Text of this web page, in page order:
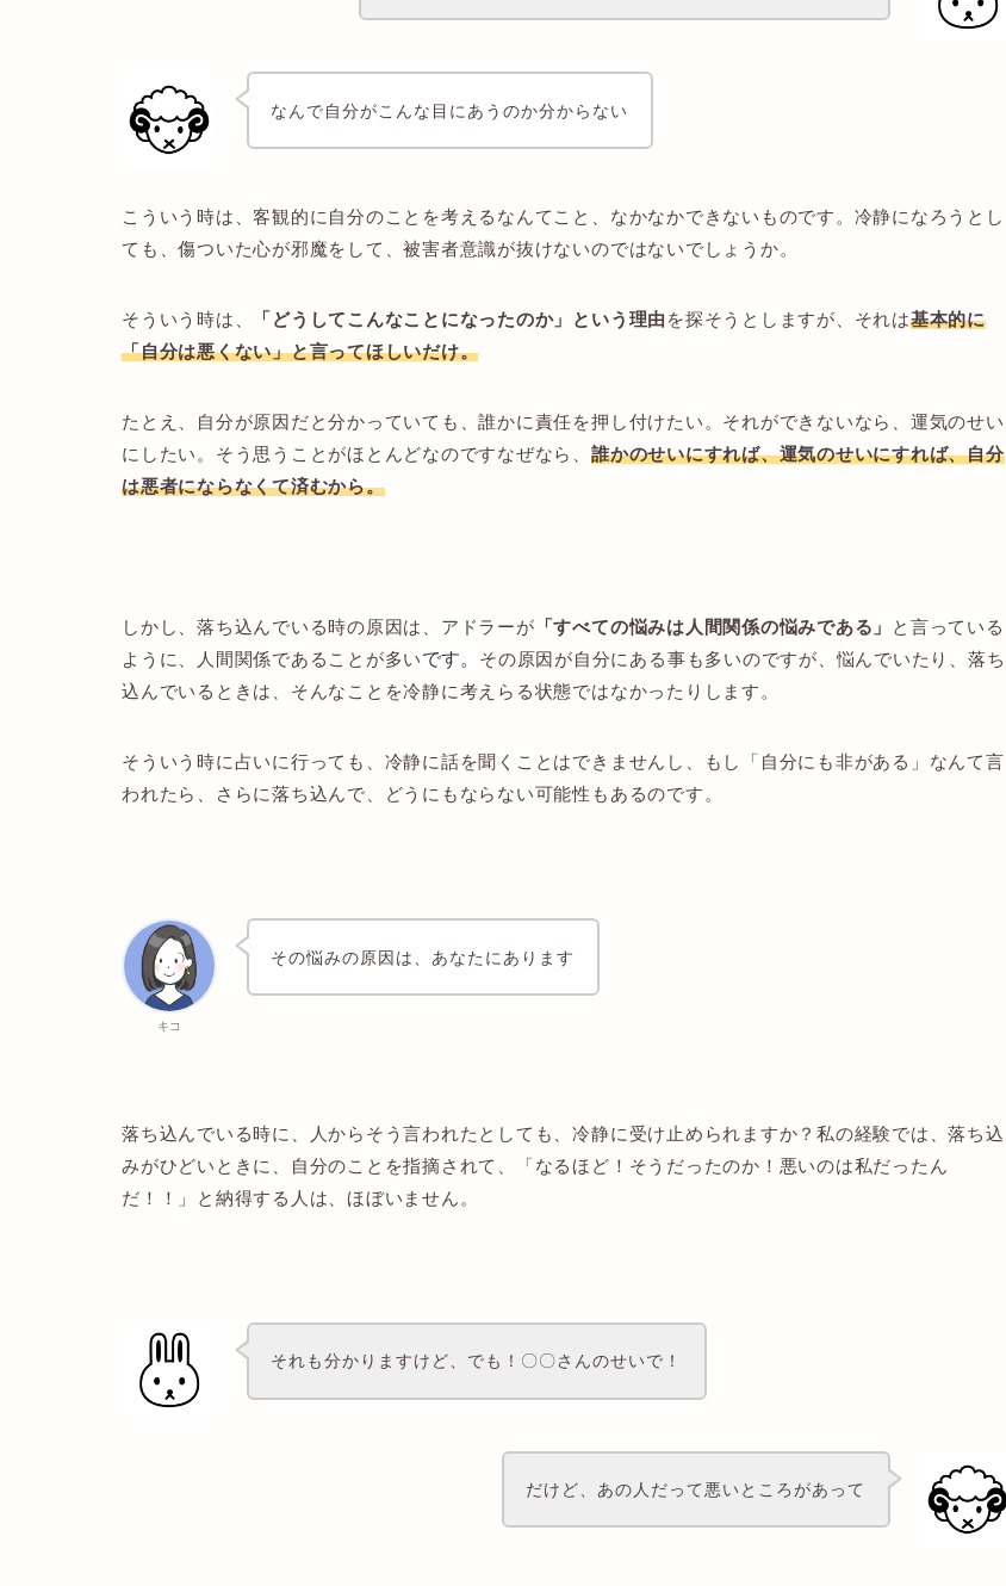
なんで自分がこんな目にあうのか分からない
こういう時は、客観的に自分のことを考えるなんてこと、なかなかできないものです。冷静になろうとし
ても、傷ついた心が邪魔をして、被害者意識が抜けないのではないでしょうか。
そういう時は、 「どうしてこんなことになったのか」という理由 を探そうとしますが、それは基本的に
「自分は悪くない」と言ってほしいだけ。
たとえ、自分が原因だと分かっていても、誰かに責任を押し付けたい。それができないなら、運気のせい
にしたい。そう思うことがほとんどなのですなぜなら、誰かのせいにすれば、運気のせいにすれば、自分
は悪者にならなくて済むから。
しかし、落ち込んでいる時の原因は、アドラーが 「すべての悩みは人間関係の悩みである」
と言っている
ように、人間関係であることが多いです。 その原因が自分にある事も多いのですが、悩んでいたり、落ち
込んでいるときは、そんなことを冷静に考えらる状態ではなかったりします。
そういう時に占いに行っても、冷静に話を聞くことはできませんし、もし「自分にも非がある」なんて言
われたら、さらに落ち込んで、どうにもならない可能性もあるのです。
キコ
その悩みの原因は、あなたにあります
落ち込んでいる時に、人からそう言われたとしても、冷静に受け止められますか？私の経験では、落ち込
みがひどいときに、自分のことを指摘されて、「なるほど！そうだったのか！悪いのは私だったん
だ！！」と納得する人は、ほぼいません。
それも分かりますけど、でも！〇〇さんのせいで！
だけど、あの人だって悪いところがあって